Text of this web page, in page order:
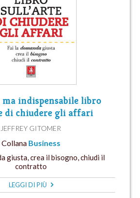
indispensabile libro
di chiudere gli affari
JEFFREY GITOMER
Collana Business
giusta, crea il bisogno, chiudi il
contratto
LEGGI DI PIÙ